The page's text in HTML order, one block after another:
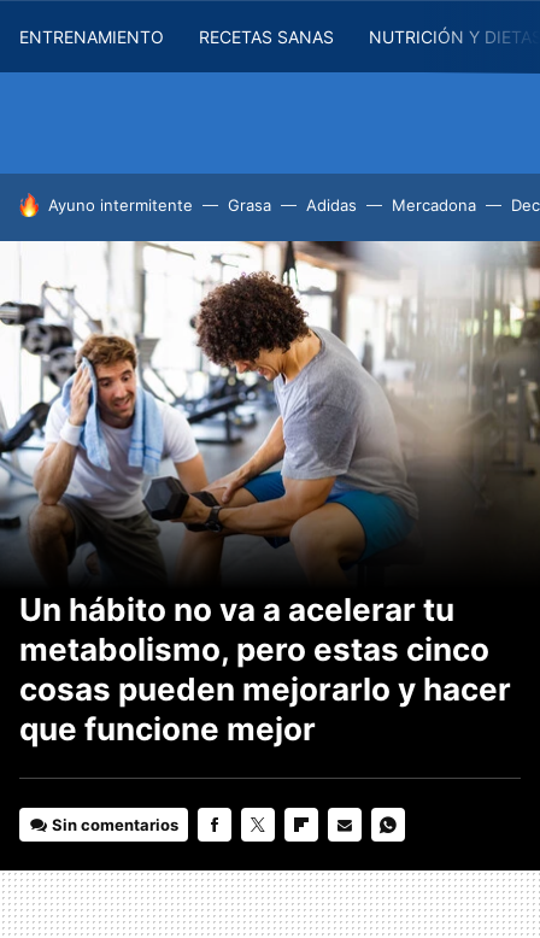
ENTRENAMIENTO RECETAS SANAS NUTRICIÓN Y
HOY SE HABLA DE
Ayuno intermitente Grasa Adidas Mercadona
Un hábito no va a acelerar tu
metabolismo, pero estas cinco
cosas pueden mejorarlo y hacer
que funcione mejor
Sin comentarios
MAIL